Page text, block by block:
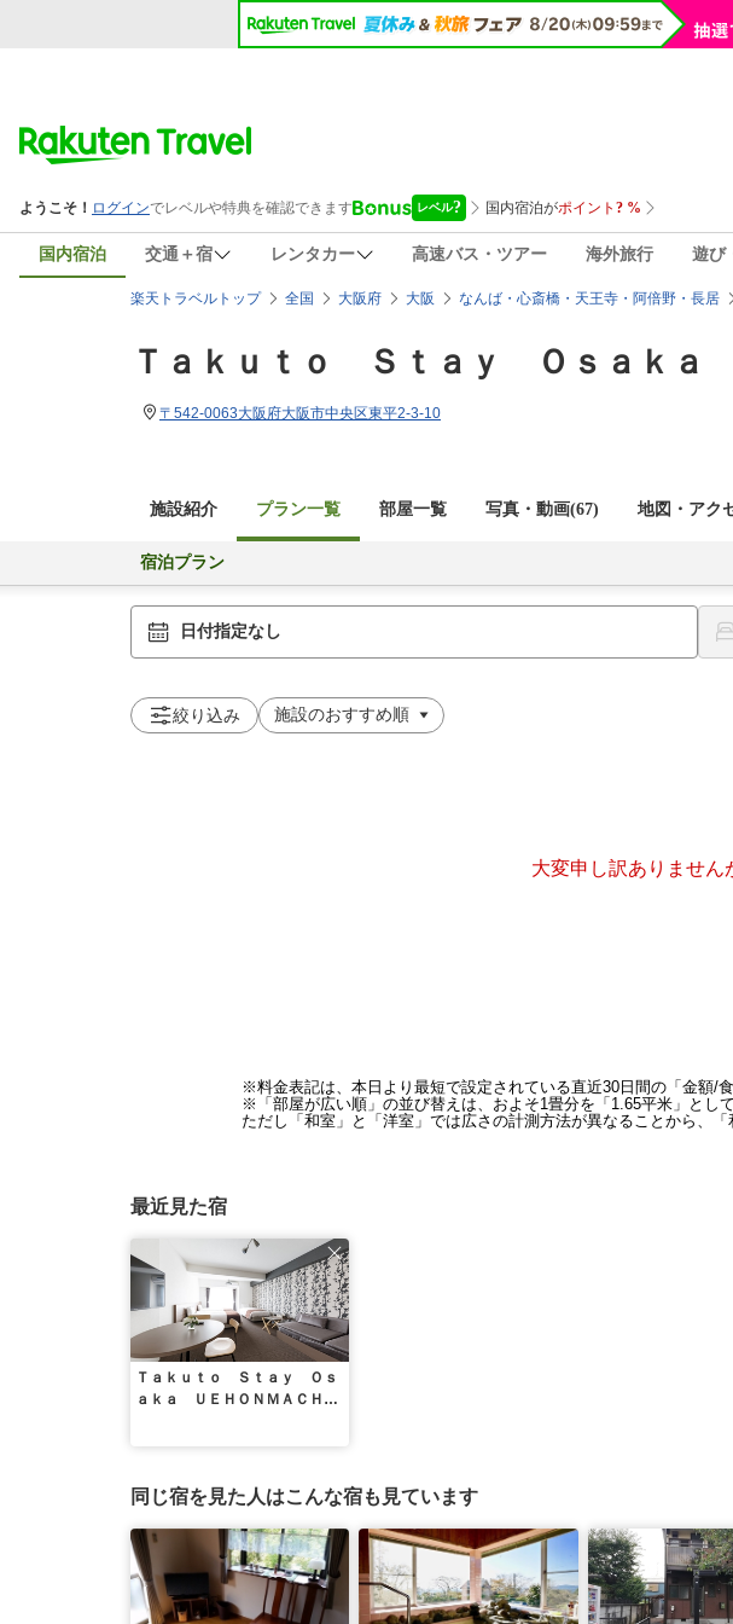
国内宿泊 交通＋宿 レンタカー 高速バス・ツアー 海外旅行 遊び
楽天トラベルトップ 全国 大阪府 大阪 なんば・心斎橋・天王寺・阿倍野・長居
Ｔａｋｕｔｏ Ｓｔａｙ Ｏｓａｋａ
〒542-0063大阪府大阪市中央区東平2-3-10
施設紹介 プラン一覧 部屋一覧 写真・動画(67) 地図・アク
宿泊プラン
日付指定なし
絞り込み
大変申し訳ありません
※料金表記は、本日より最短で設定されている直近30日間の「金額/
※「部屋が広い順」の並び替えは、およそ1畳分を「1.65平米」とし
ただし「和室」と「洋室」では広さの計測方法が異なることから、
最近見た宿
Ｔａｋｕｔｏ Ｓｔａｙ Ｏｓ
ａｋａ ＵＥＨＯＮＭＡＣＨＩ
同じ宿を見た人はこんな宿も見ています